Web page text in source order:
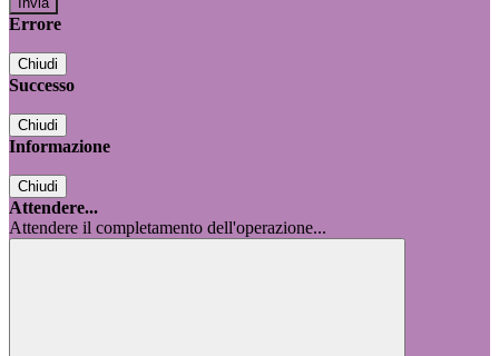
Errore
Chiudi
Successo
Chiudi
Informazione
Chiudi
Attendere...
Attendere il completamento dell'operazione...